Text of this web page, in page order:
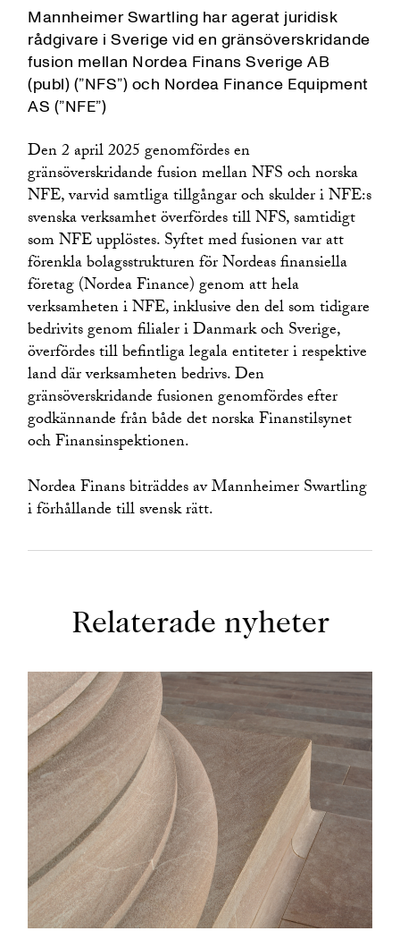
Mannheimer Swartling har agerat juridisk
rådgivare i Sverige vid en gränsöverskridande
fusion mellan Nordea Finans Sverige AB
(publ) (”NFS”) och Nordea Finance Equipment
AS (”NFE”)
Den 2 april 2025 genomfördes en
gränsöverskridande fusion mellan NFS och norska
NFE, varvid samtliga tillgångar och skulder i NFE:s
svenska verksamhet överfördes till NFS, samtidigt
som NFE upplöstes. Syftet med fusionen var att
förenkla bolagsstrukturen för Nordeas finansiella
företag (Nordea Finance) genom att hela
verksamheten i NFE, inklusive den del som tidigare
bedrivits genom filialer i Danmark och Sverige,
överfördes till befintliga legala entiteter i respektive
land där verksamheten bedrivs. Den
gränsöverskridande fusionen genomfördes efter
godkännande från både det norska Finanstilsynet
och Finansinspektionen.
Nordea Finans biträddes av Mannheimer Swartling
i förhållande till svensk rätt.
Relaterade nyheter